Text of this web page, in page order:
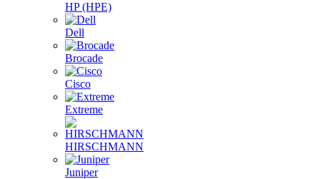
HP (HPE)
Dell
Brocade
Cisco
Extreme
HIRSCHMANN
Juniper